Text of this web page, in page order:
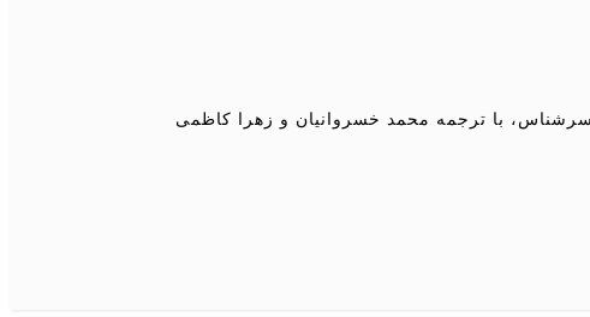
با ترجمه محمد خسروانیان و زهرا کاظمی